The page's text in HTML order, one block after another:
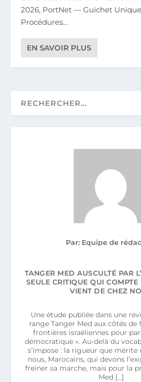
2026, PortNet — Guichet
Procédures...
EN SAVOIR PLUS
Par: Equipe de
TANGER MED AUSCULTÉ PAR
SEULE CRITIQUE QUI COMPTE
VIENT DE CHEZ
Une étude publiée dans une
range Tanger Med aux côtés de
frontières israéliennes pour
démocratique ». Au-delà du
s’impose : la rigueur que mérite
nous, Marocains, qui devons
freiner sa marche, mais pour la
Med […]